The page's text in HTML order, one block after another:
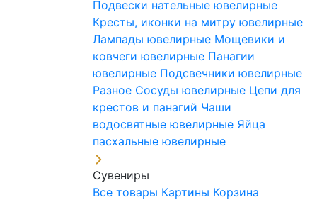
Подвески нательные ювелирные
Кресты, иконки на митру ювелирные
Лампады ювелирные Мощевики и
ковчеги ювелирные Панагии
ювелирные Подсвечники ювелирные
Разное Сосуды ювелирные Цепи для
крестов и панагий Чаши
водосвятные ювелирные Яйца
пасхальные ювелирные
Сувениры
Все товары Картины Корзина